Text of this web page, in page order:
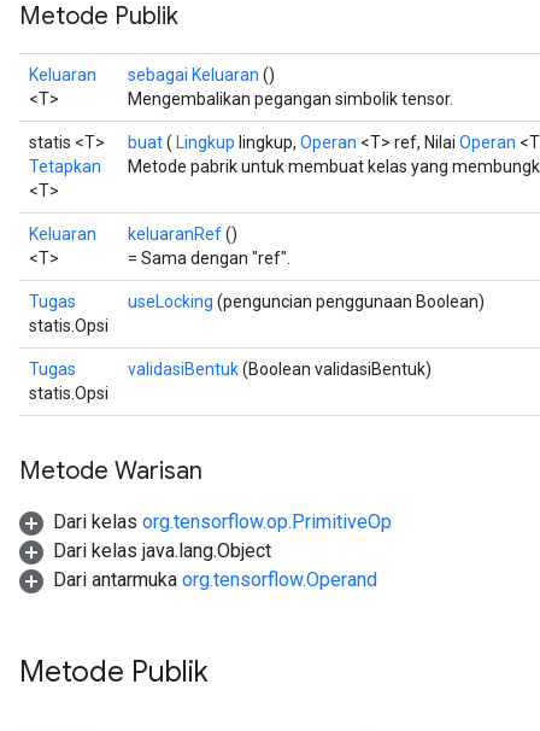
Metode Publik
Keluaran
<T>
sebagai Keluaran ()
Mengembalikan pegangan simbolik tensor.
statis <T>
Tetapkan
<T>
buat( Lingkup lingkup, Operan <T> ref, Nilai Operan
Metode pabrik untuk membuat kelas yang
Keluaran
<T>
keluaranRef()
= Sama dengan "ref".
Tugas
statis.Opsi
useLocking (penguncian penggunaan Boolean)
Tugas
statis.Opsi
validasiBentuk(Boolean validasiBentuk)
Metode Warisan
Dari kelas org.tensorflow.op.PrimitiveOp
Dari kelas java.lang.Object
Dari antarmuka org.tensorflow.Operand
Metode Publik